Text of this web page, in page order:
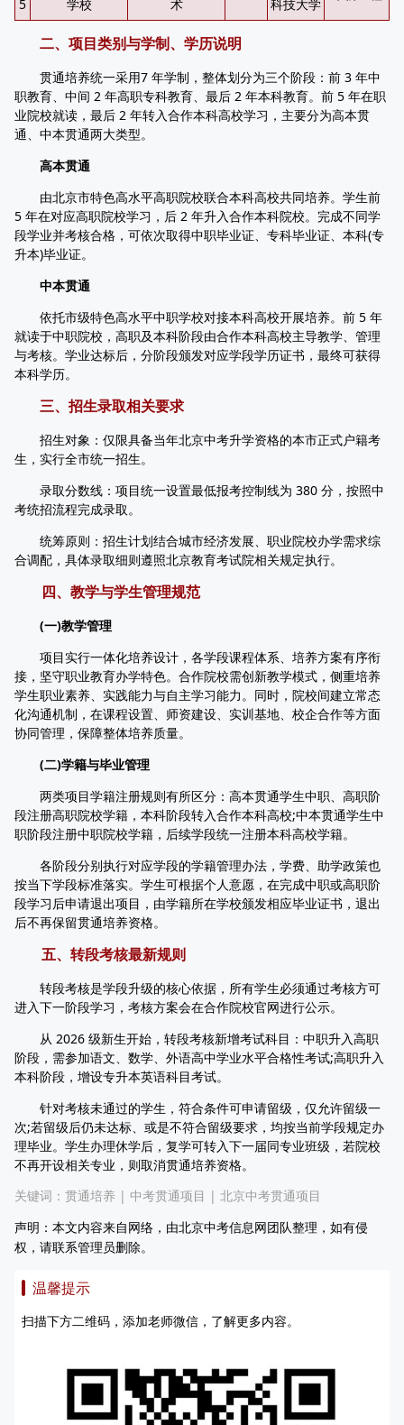
5 学校 术 科技大学
二、项目类别与学制、学历说明
贯通培养统一采用7 年学制，整体划分为三个阶段：前 3 年中
职教育、中间 2 年高职专科教育、最后 2 年本科教育。前 5 年在职
业院校就读，最后 2 年转入合作本科高校学习，主要分为高本贯
通、中本贯通两大类型。
高本贯通
由北京市特色高水平高职院校联合本科高校共同培养。学生前
5 年在对应高职院校学习，后 2 年升入合作本科院校。完成不同学
段学业并考核合格，可依次取得中职毕业证、专科毕业证、本科(专
升本)毕业证。
中本贯通
依托市级特色高水平中职学校对接本科高校开展培养。前 5 年
就读于中职院校，高职及本科阶段由合作本科高校主导教学、管理
与考核。学业达标后，分阶段颁发对应学段学历证书，最终可获得
本科学历。
三、招生录取相关要求
招生对象：仅限具备当年北京中考升学资格的本市正式户籍考
生，实行全市统一招生。
录取分数线：项目统一设置最低报考控制线为 380 分，按照中
考统招流程完成录取。
统筹原则：招生计划结合城市经济发展、职业院校办学需求综
合调配，具体录取细则遵照北京教育考试院相关规定执行。
四、教学与学生管理规范
(一)教学管理
项目实行一体化培养设计，各学段课程体系、培养方案有序衔
接，坚守职业教育办学特色。合作院校需创新教学模式，侧重培养
学生职业素养、实践能力与自主学习能力。同时，院校间建立常态
化沟通机制，在课程设置、师资建设、实训基地、校企合作等方面
协同管理，保障整体培养质量。
(二)学籍与毕业管理
两类项目学籍注册规则有所区分：高本贯通学生中职、高职阶
段注册高职院校学籍，本科阶段转入合作本科高校;中本贯通学生中
职阶段注册中职院校学籍，后续学段统一注册本科高校学籍。
各阶段分别执行对应学段的学籍管理办法，学费、助学政策也
按当下学段标准落实。学生可根据个人意愿，在完成中职或高职阶
段学习后申请退出项目，由学籍所在学校颁发相应毕业证书，退出
后不再保留贯通培养资格。
五、转段考核最新规则
转段考核是学段升级的核心依据，所有学生必须通过考核方可
进入下一阶段学习，考核方案会在合作院校官网进行公示。
从 2026 级新生开始，转段考核新增考试科目：中职升入高职
阶段，需参加语文、数学、外语高中学业水平合格性考试;高职升入
本科阶段，增设专升本英语科目考试。
针对考核未通过的学生，符合条件可申请留级，仅允许留级一
次;若留级后仍未达标、或是不符合留级要求，均按当前学段规定办
理毕业。学生办理休学后，复学可转入下一届同专业班级，若院校
不再开设相关专业，则取消贯通培养资格。
关键词： 贯通培养 | 中考贯通项目 | 北京中考贯通项目
声明：本文内容来自网络，由北京中考信息网团队整理，如有侵
权，请联系管理员删除。
温馨提示
扫描下方二维码，添加老师微信，了解更多内容。